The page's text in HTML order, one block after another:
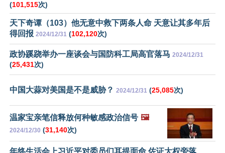
(101,515次)
天下奇谭（103）他无意中救下两条人命 天意让其多年后
得回报 2024/12/31 (102,120次)
政协蹊跷举办一座谈会与国防科工局高官落马 2024/12/31
(25,431次)
中国大蒜对美国是不是威胁？ 2024/12/31 (25,085次)
温家宝亲笔信释放何种敏感政治信号 🖼️
2024/12/30 (31,140次)
年终生活会上习近平对委员们耳提面命 佐证大权旁落